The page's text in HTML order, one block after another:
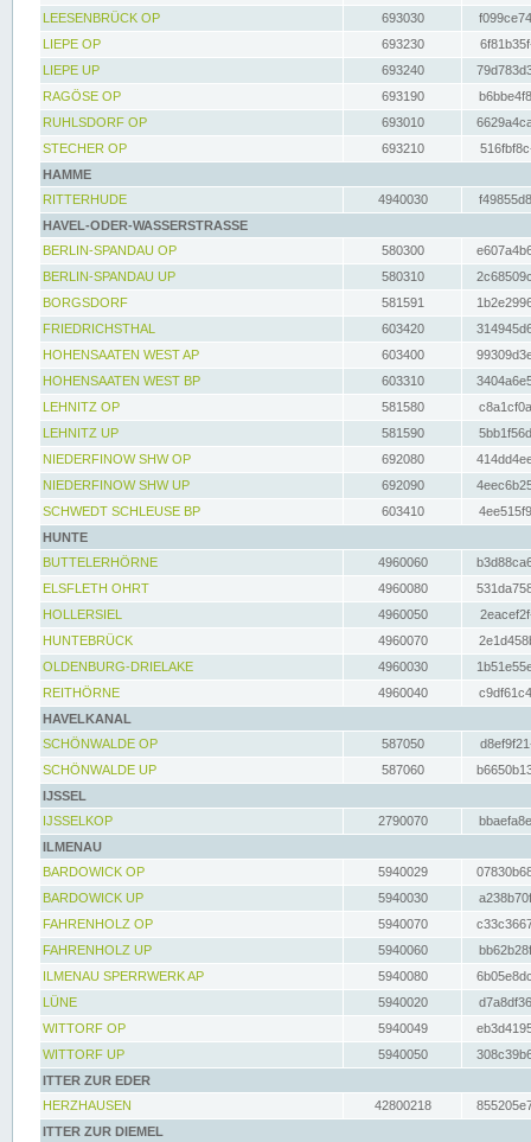
LEESENBRÜCK OP
693030
LIEPE OP
693230
LIEPE UP
693240
RAGÖSE OP
693190
RUHLSDORF OP
693010
STECHER OP
693210
HAMME
RITTERHUDE
4940030
HAVEL-ODER-WASSERSTRASSE
BERLIN-SPANDAU OP
580300
BERLIN-SPANDAU UP
580310
BORGSDORF
581591
FRIEDRICHSTHAL
603420
HOHENSAATEN WEST AP
603400
HOHENSAATEN WEST BP
603310
LEHNITZ OP
581580
LEHNITZ UP
581590
NIEDERFINOW SHW OP
692080
NIEDERFINOW SHW UP
692090
SCHWEDT SCHLEUSE BP
603410
HUNTE
BUTTELERHÖRNE
4960060
ELSFLETH OHRT
4960080
HOLLERSIEL
4960050
HUNTEBRÜCK
4960070
OLDENBURG-DRIELAKE
4960030
REITHÖRNE
4960040
HAVELKANAL
SCHÖNWALDE OP
587050
SCHÖNWALDE UP
587060
IJSSEL
IJSSELKOP
2790070
ILMENAU
BARDOWICK OP
5940029
BARDOWICK UP
5940030
FAHRENHOLZ OP
5940070
FAHRENHOLZ UP
5940060
ILMENAU SPERRWERK AP
5940080
LÜNE
5940020
WITTORF OP
5940049
WITTORF UP
5940050
ITTER ZUR EDER
HERZHAUSEN
42800218
ITTER ZUR DIEMEL